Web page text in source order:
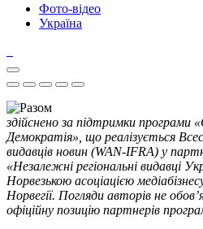
Фото-відео
Україна
здійснено за підтримки програми
Демократія», що реалізується
видавців новин (WAN-IFRA) у
«Незалежні регіональні видавці
Норвезькою асоціацією
Норвегії. Погляди авторів не
офіційну позицію партнерів